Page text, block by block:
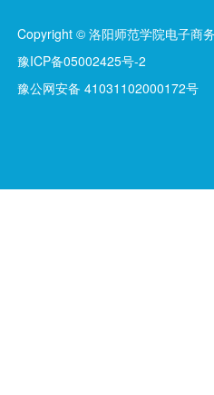
Copyright © 洛阳师范学院电子商
豫ICP备05002425号-2
豫公网安备 41031102000172号